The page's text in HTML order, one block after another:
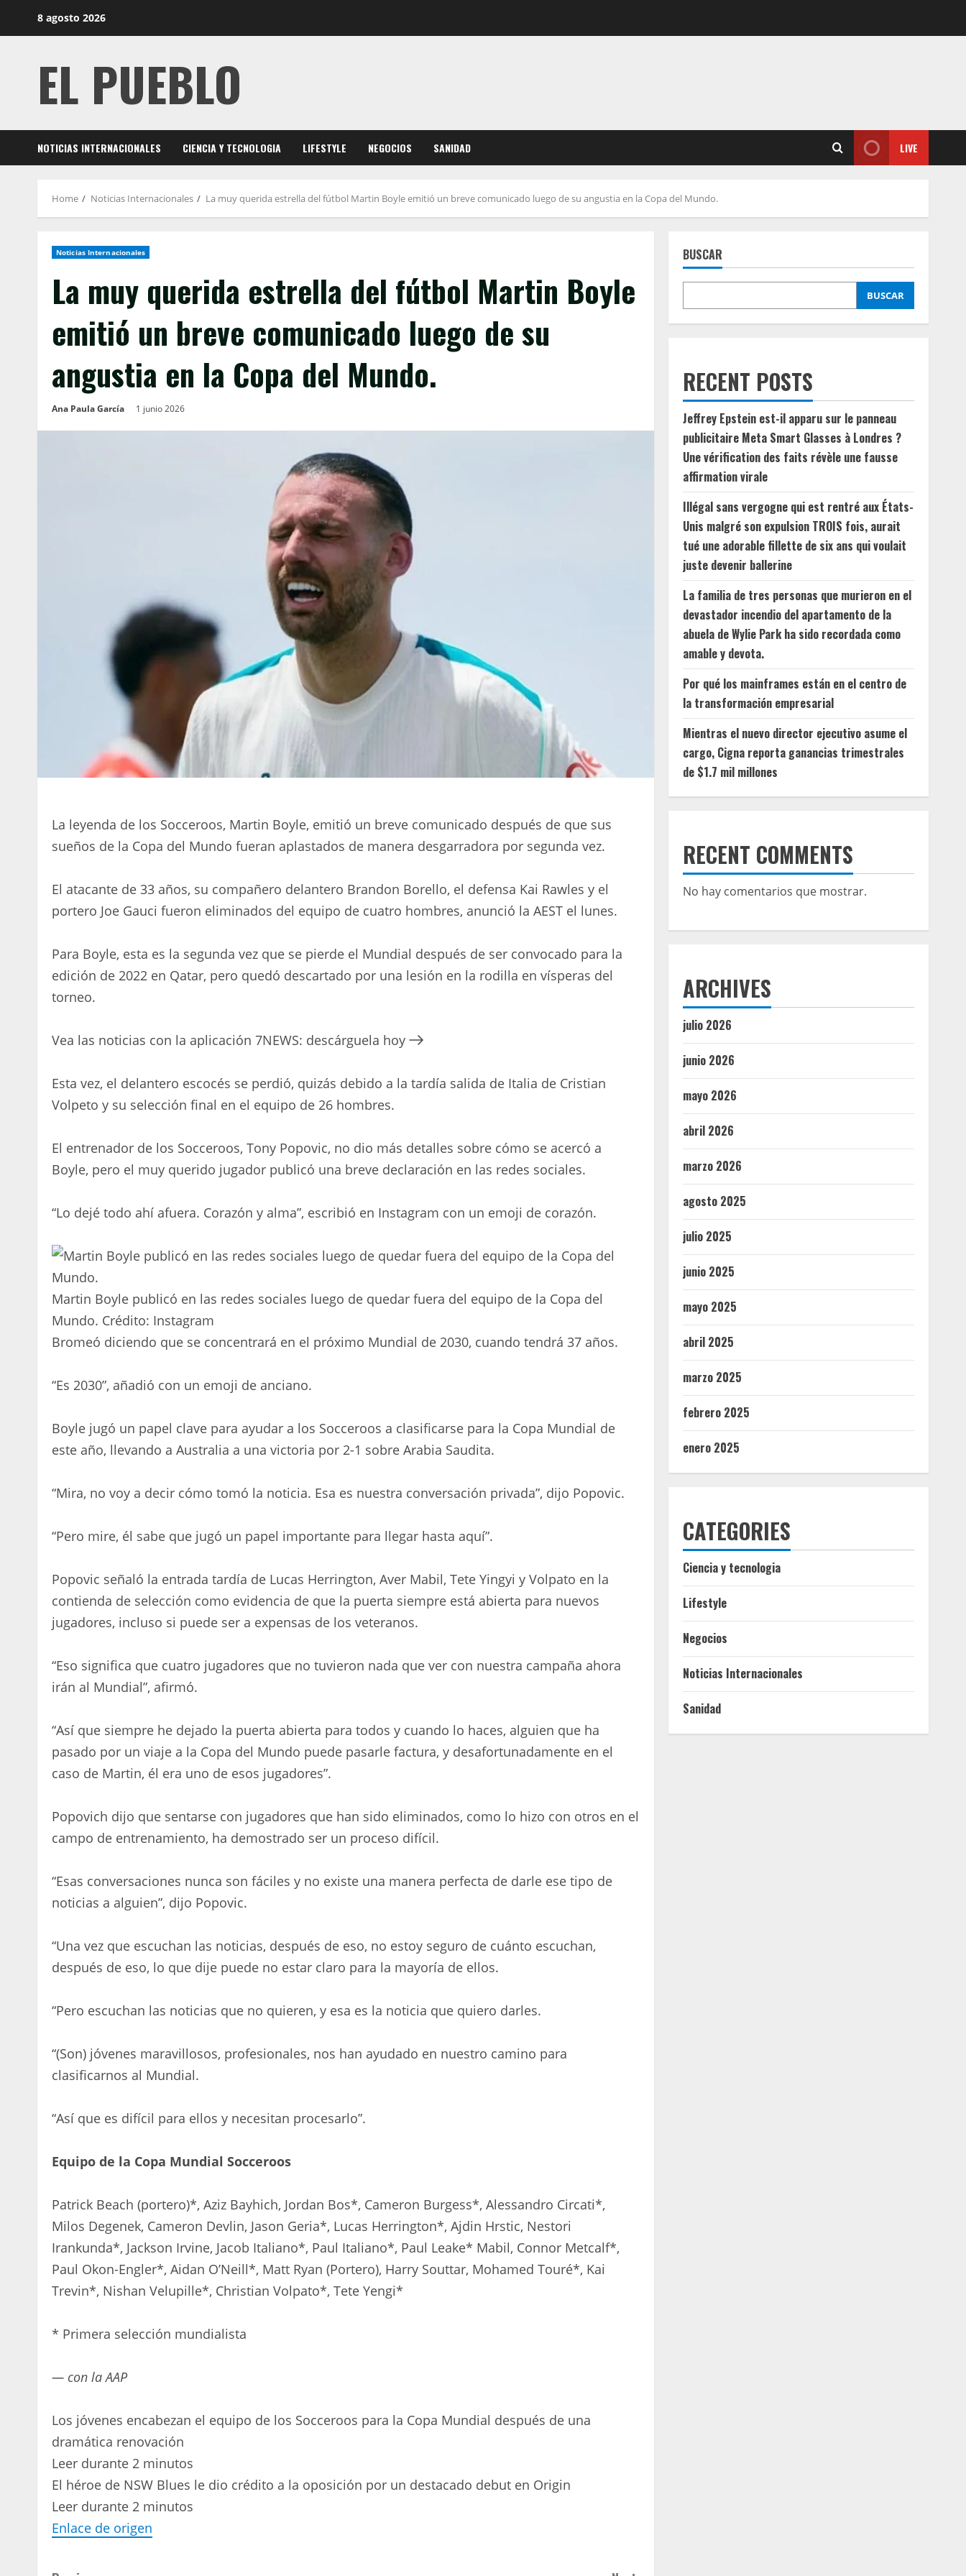
8 agosto 2026
EL PUEBLO
NOTICIAS INTERNACIONALES CIENCIA Y TECNOLOGIA LIFESTYLE NEGOCIOS SANIDAD LIVE
Home Noticias Internacionales La muy querida estrella del fútbol Martin Boyle emitió un breve comunicado luego de su angustia en la Copa del Mundo.
Noticias Internacionales
La muy querida estrella del fútbol Martin Boyle
emitió un breve comunicado luego de su
angustia en la Copa del Mundo.
Ana Paula García 1 junio 2026
La leyenda de los Socceroos, Martin Boyle, emitió un breve comunicado después de que sus
sueños de la Copa del Mundo fueran aplastados de manera desgarradora por segunda vez.
El atacante de 33 años, su compañero delantero Brandon Borello, el defensa Kai Rawles y el
portero Joe Gauci fueron eliminados del equipo de cuatro hombres, anunció la AEST el lunes.
Para Boyle, esta es la segunda vez que se pierde el Mundial después de ser convocado para la
edición de 2022 en Qatar, pero quedó descartado por una lesión en la rodilla en vísperas del
torneo.
Vea las noticias con la aplicación 7NEWS: descárguela hoy
Esta vez, el delantero escocés se perdió, quizás debido a la tardía salida de Italia de Cristian
Volpeto y su selección final en el equipo de 26 hombres.
El entrenador de los Socceroos, Tony Popovic, no dio más detalles sobre cómo se acercó a
Boyle, pero el muy querido jugador publicó una breve declaración en las redes sociales.
“Lo dejé todo ahí afuera. Corazón y alma”, escribió en Instagram con un emoji de corazón.
Martin Boyle publicó en las redes sociales luego de quedar fuera del equipo de la Copa del
Mundo. Crédito: Instagram
Bromeó diciendo que se concentrará en el próximo Mundial de 2030, cuando tendrá 37 años.
“Es 2030”, añadió con un emoji de anciano.
Boyle jugó un papel clave para ayudar a los Socceroos a clasificarse para la Copa Mundial de
este año, llevando a Australia a una victoria por 2-1 sobre Arabia Saudita.
“Mira, no voy a decir cómo tomó la noticia. Esa es nuestra conversación privada”, dijo Popovic.
“Pero mire, él sabe que jugó un papel importante para llegar hasta aquí”.
Popovic señaló la entrada tardía de Lucas Herrington, Aver Mabil, Tete Yingyi y Volpato en la
contienda de selección como evidencia de que la puerta siempre está abierta para nuevos
jugadores, incluso si puede ser a expensas de los veteranos.
“Eso significa que cuatro jugadores que no tuvieron nada que ver con nuestra campaña ahora
irán al Mundial”, afirmó.
“Así que siempre he dejado la puerta abierta para todos y cuando lo haces, alguien que ha
pasado por un viaje a la Copa del Mundo puede pasarle factura, y desafortunadamente en el
caso de Martin, él era uno de esos jugadores”.
Popovich dijo que sentarse con jugadores que han sido eliminados, como lo hizo con otros en el
campo de entrenamiento, ha demostrado ser un proceso difícil.
“Esas conversaciones nunca son fáciles y no existe una manera perfecta de darle ese tipo de
noticias a alguien”, dijo Popovic.
“Una vez que escuchan las noticias, después de eso, no estoy seguro de cuánto escuchan,
después de eso, lo que dije puede no estar claro para la mayoría de ellos.
“Pero escuchan las noticias que no quieren, y esa es la noticia que quiero darles.
“(Son) jóvenes maravillosos, profesionales, nos han ayudado en nuestro camino para
clasificarnos al Mundial.
“Así que es difícil para ellos y necesitan procesarlo”.
Equipo de la Copa Mundial Socceroos
Patrick Beach (portero)*, Aziz Bayhich, Jordan Bos*, Cameron Burgess*, Alessandro Circati*,
Milos Degenek, Cameron Devlin, Jason Geria*, Lucas Herrington*, Ajdin Hrstic, Nestori
Irankunda*, Jackson Irvine, Jacob Italiano*, Paul Italiano*, Paul Leake* Mabil, Connor Metcalf*,
Paul Okon-Engler*, Aidan O’Neill*, Matt Ryan (Portero), Harry Souttar, Mohamed Touré*, Kai
Trevin*, Nishan Velupille*, Christian Volpato*, Tete Yengi*
* Primera selección mundialista
— con la AAP
Los jóvenes encabezan el equipo de los Socceroos para la Copa Mundial después de una
dramática renovación
Leer durante 2 minutos
El héroe de NSW Blues le dio crédito a la oposición por un destacado debut en Origin
Leer durante 2 minutos
Enlace de origen
BUSCAR
BUSCAR
RECENT POSTS
Jeffrey Epstein est-il apparu sur le panneau
publicitaire Meta Smart Glasses à Londres ?
Une vérification des faits révèle une fausse
affirmation virale
Illégal sans vergogne qui est rentré aux États-
Unis malgré son expulsion TROIS fois, aurait
tué une adorable fillette de six ans qui voulait
juste devenir ballerine
La familia de tres personas que murieron en el
devastador incendio del apartamento de la
abuela de Wylie Park ha sido recordada como
amable y devota.
Por qué los mainframes están en el centro de
la transformación empresarial
Mientras el nuevo director ejecutivo asume el
cargo, Cigna reporta ganancias trimestrales
de $1.7 mil millones
RECENT COMMENTS
No hay comentarios que mostrar.
ARCHIVES
julio 2026
junio 2026
mayo 2026
abril 2026
marzo 2026
agosto 2025
julio 2025
junio 2025
mayo 2025
abril 2025
marzo 2025
febrero 2025
enero 2025
CATEGORIES
Ciencia y tecnologia
Lifestyle
Negocios
Noticias Internacionales
Sanidad